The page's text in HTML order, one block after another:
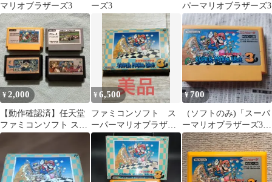
マリオブラザーズ3
ーズ3
パーマリオブラザーズ3
¥2,000
【動作確認済】任天堂
ファミコンソフト スー
パーマリオブランザー
¥6,500
ファミコンソフト ス
ーパーマリオブラザー
ズ3
¥ 700
（ソフトのみ)「スーパ
ーマリオブラザーズ3」
ファミコンソフト